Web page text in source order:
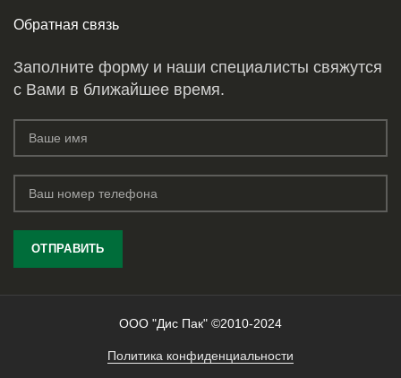
Обратная связь
Заполните форму и наши специалисты свяжутся
с Вами в ближайшее время.
ООО "Дис Пак" ©2010-2024
Политика конфиденциальности